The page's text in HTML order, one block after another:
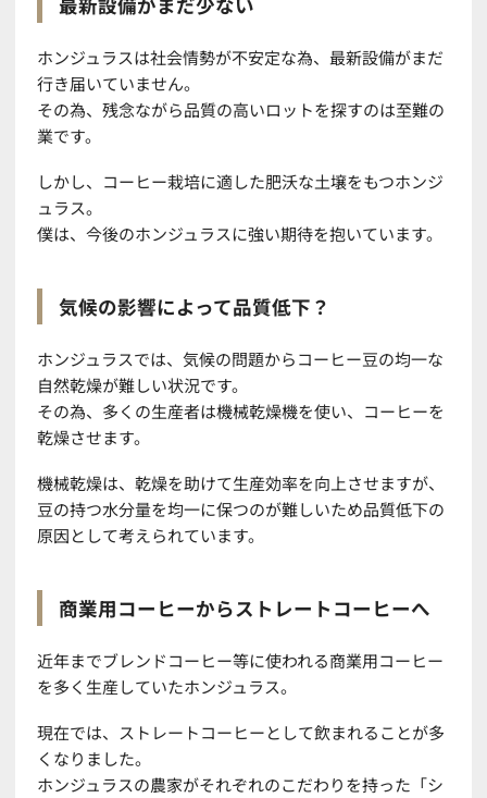
ホンジュラスは社会情勢が不安定な為、最新設備がまだ
行き届いていません。
その為、残念ながら品質の高いロットを探すのは至難の
業です。
しかし、コーヒー栽培に適した肥沃な土壌をもつホンジ
ュラス。
僕は、今後のホンジュラスに強い期待を抱いています。
気候の影響によって品質低下？
ホンジュラスでは、気候の問題からコーヒー豆の均一な
自然乾燥が難しい状況です。
その為、多くの生産者は機械乾燥機を使い、コーヒーを
乾燥させます。
機械乾燥は、乾燥を助けて生産効率を向上させますが、
豆の持つ水分量を均一に保つのが難しいため品質低下の
原因として考えられています。
商業用コーヒーからストレートコーヒーへ
近年までブレンドコーヒー等に使われる商業用コーヒー
を多く生産していたホンジュラス。
現在では、ストレートコーヒーとして飲まれることが多
くなりました。
ホンジュラスの農家がそれぞれのこだわりを持った「シ